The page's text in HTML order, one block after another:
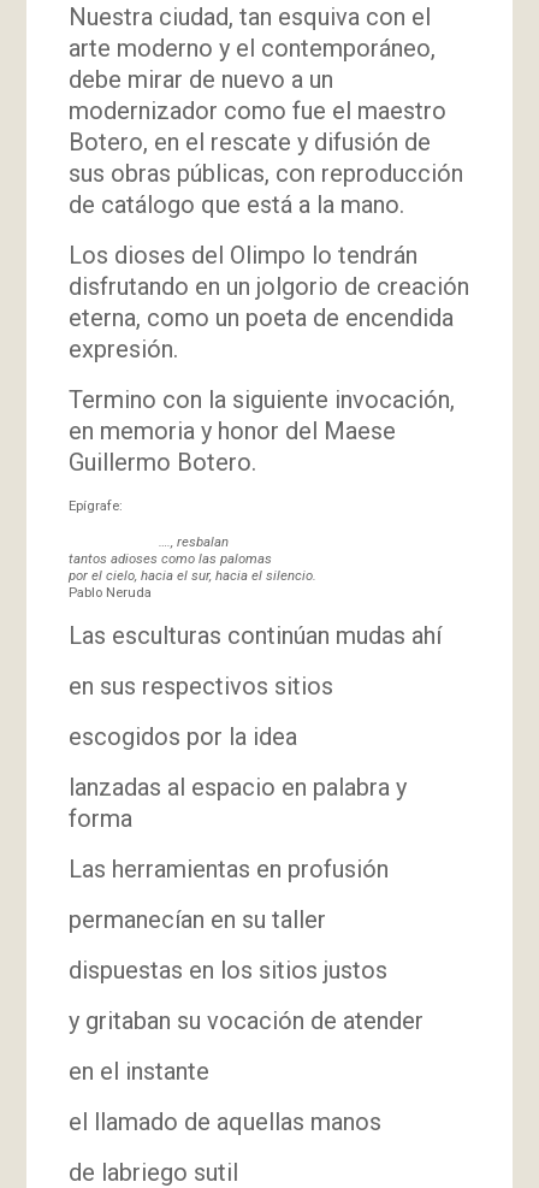
Nuestra ciudad, tan esquiva con el
arte moderno y el contemporáneo,
debe mirar de nuevo a un
modernizador como fue el maestro
Botero, en el rescate y difusión de
sus obras públicas, con reproducción
de catálogo que está a la mano.
Los dioses del Olimpo lo tendrán
disfrutando en un jolgorio de creación
eterna, como un poeta de encendida
expresión.
Termino con la siguiente invocación,
en memoria y honor del Maese
Guillermo Botero.
Epígrafe:
…., resbalan
tantos adioses como las palomas
por el cielo, hacia el sur, hacia el silencio.
Pablo Neruda
Las esculturas continúan mudas ahí
en sus respectivos sitios
escogidos por la idea
lanzadas al espacio en palabra y
forma
Las herramientas en profusión
permanecían en su taller
dispuestas en los sitios justos
y gritaban su vocación de atender
en el instante
el llamado de aquellas manos
de labriego sutil